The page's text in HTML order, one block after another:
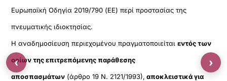
Ευρωπαϊκή Οδηγία 2019/790 (ΕΕ) περί προστασίας της
πνευματικής ιδιοκτησίας.
Η αναδημοσίευση περιεχομένου πραγματοποιείταιεντός των
ορίων της επιτρεπόμενης παράθεσης
αποσπασμάτων (άρθρο 19 Ν. 2121/1993), αποκλειστικά για
‹ ›